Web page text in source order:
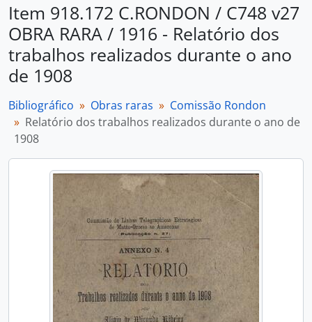
Item 918.172 C.RONDON / C748 v27
OBRA RARA / 1916 - Relatório dos
trabalhos realizados durante o ano
de 1908
Bibliográfico Obras raras
Comissão Rondon
Relatório dos trabalhos realizados durante o ano de
1908